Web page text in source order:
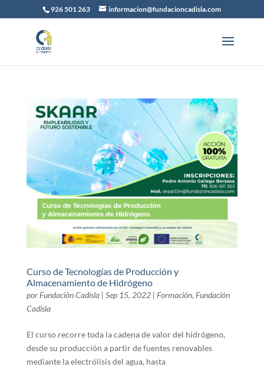
926 501 263 informacion@fundacioncadisla.com
Curso de Tecnologías de Producción y
Almacenamiento de Hidrógeno
por Fundación Cadisla| Sep 15, 2022| Formación, Fundación
Cadisla
El curso recorre toda la cadena de valor del hidrógeno,
desde su producción a partir de fuentes renovables
mediante la electrólisis del agua, hasta